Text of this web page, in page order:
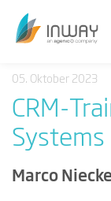
05. Oktober 2023
CRM-
Systems
Marco